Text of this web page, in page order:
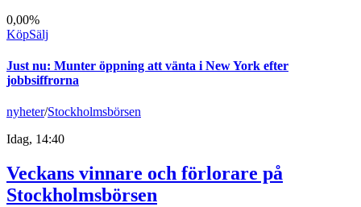
0,00%
KöpSälj
Just nu: Munter öppning att vänta i New York efter
jobbsiffrorna
nyheter/Stockholmsbörsen
Idag, 14:40
Veckans vinnare och förlorare på
Stockholmsbörsen